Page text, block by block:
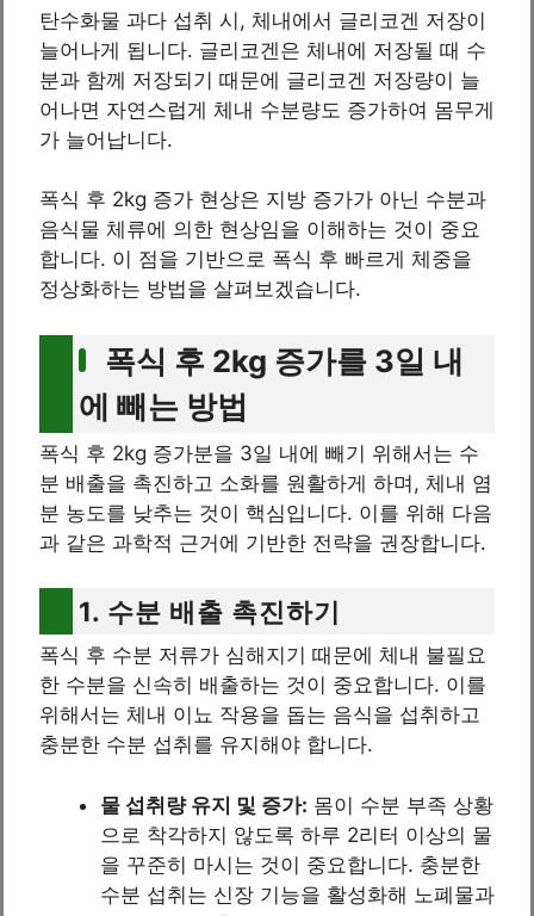
탄수화물 과다 섭취 시, 체내에서 글리코겐 저장이
늘어나게 됩니다. 글리코겐은 체내에 저장될 때 수
분과 함께 저장되기 때문에 글리코겐 저장량이 늘
어나면 자연스럽게 체내 수분량도 증가하여 몸무게
가 늘어납니다.
폭식 후 2kg 증가 현상은 지방 증가가 아닌 수분과
음식물 체류에 의한 현상임을 이해하는 것이 중요
합니다. 이 점을 기반으로 폭식 후 빠르게 체중을
정상화하는 방법을 살펴보겠습니다.
폭식 후 2kg 증가를 3일 내
에 빼는 방법
폭식 후 2kg 증가분을 3일 내에 빼기 위해서는 수
분 배출을 촉진하고 소화를 원활하게 하며, 체내 염
분 농도를 낮추는 것이 핵심입니다. 이를 위해 다음
과 같은 과학적 근거에 기반한 전략을 권장합니다.
1. 수분 배출 촉진하기
폭식 후 수분 저류가 심해지기 때문에 체내 불필요
한 수분을 신속히 배출하는 것이 중요합니다. 이를
위해서는 체내 이뇨 작용을 돕는 음식을 섭취하고
충분한 수분 섭취를 유지해야 합니다.
물 섭취량 유지 및 증가: 몸이 수분 부족 상황
으로 착각하지 않도록 하루 2리터 이상의 물
을 꾸준히 마시는 것이 중요합니다. 충분한
수분 섭취는 신장 기능을 활성화해 노폐물과